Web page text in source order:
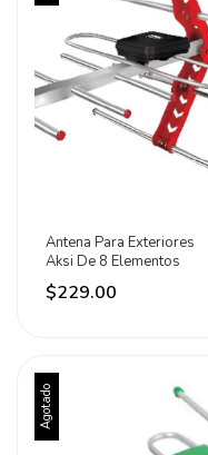
Antena Para Exteriores
Aksi De 8 Elementos
$229.00
Agotado